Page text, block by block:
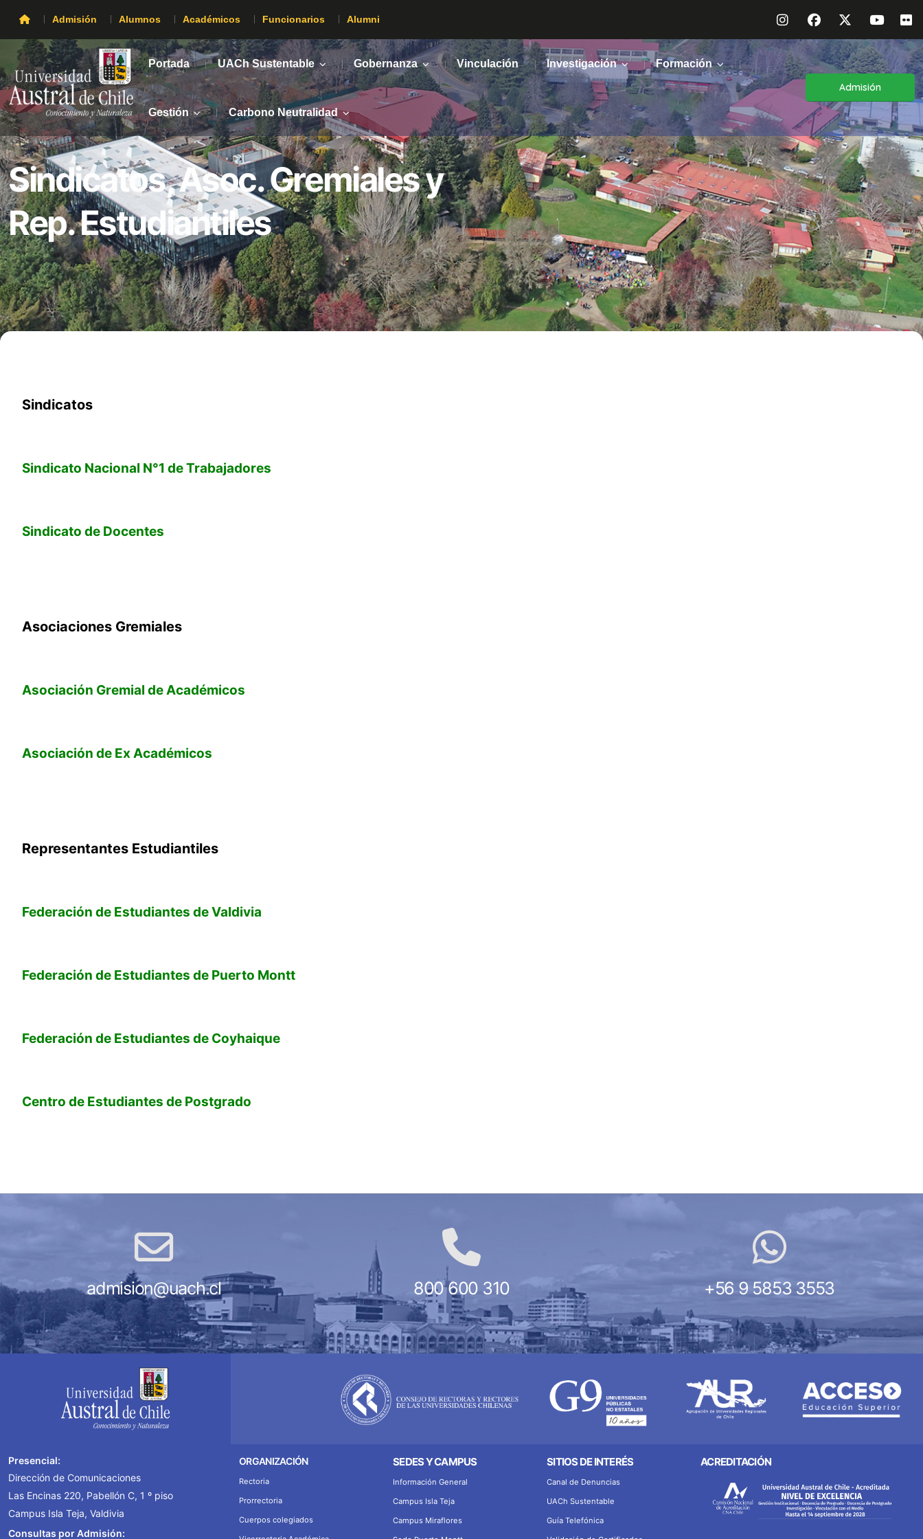
Admisión Alumnos Académicos Funcionarios Alumni
Portada UACh Sustentable Gobernanza Vinculación Investigación Formación
Gestión Carbono Neutralidad
Admisión
Sindicatos, Asoc. Gremiales y
Rep. Estudiantiles
Sindicatos
Sindicato Nacional N°1 de Trabajadores
Sindicato de Docentes
Asociaciones Gremiales
Asociación Gremial de Académicos
Asociación de Ex Académicos
Representantes Estudiantiles
Federación de Estudiantes de Valdivia
Federación de Estudiantes de Puerto Montt
Federación de Estudiantes de Coyhaique
Centro de Estudiantes de Postgrado
admision@uach.cl 800 600 310 +56 9 5853 3553
Presencial:
Dirección de Comunicaciones
Las Encinas 220, Pabellón C, 1 º piso
Campus Isla Teja, Valdivia
Consultas por Admisión:
ORGANIZACIÓN
Rectoria
Prorrectoria
Cuerpos colegiados
SEDES Y CAMPUS
Información General
Campus Isla Teja
Campus Miraflores
SITIOS DE INTERÉS
Canal de Denuncias
UACh Sustentable
Guía Telefónica
ACREDITACIÓN